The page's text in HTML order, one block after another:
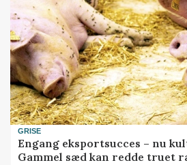
GRISE
Engang eksportsucces – nu
Gammel sæd kan redde truet